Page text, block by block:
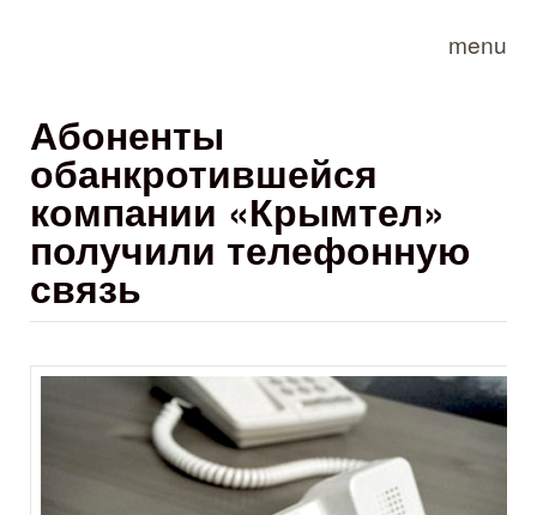
menu
Абоненты
обанкротившейся
компании «Крымтел»
получили телефонную
связь